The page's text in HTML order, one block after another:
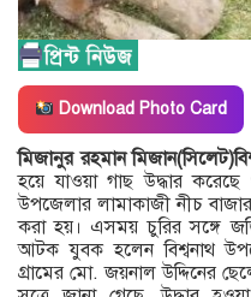
Download Photo Card
মিজানুর রহমান
হয়ে যাওয়া গাছ উদ্ধার
উপজেলার লামাকাজী নীচ
করা হয়। এসময় চুরির সঙ্গে
আটক যুবক হলেন বিশ্বনাথ
গ্রামের মো. জয়নাল উদ্দিনের